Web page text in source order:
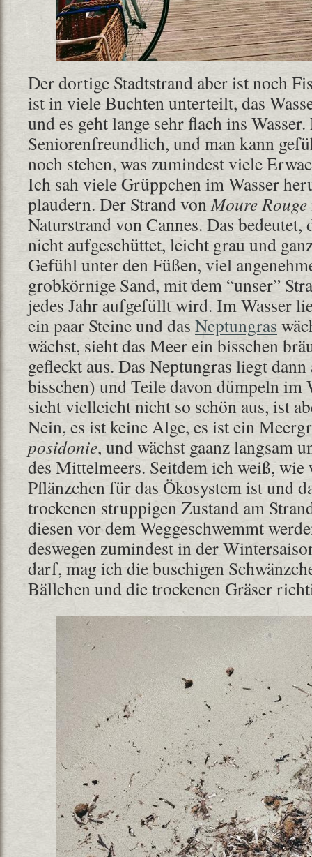
Der dortige Stadtstrand aber ist noch
ist in viele Buchten unterteilt, das
und es geht lange sehr flach ins
Seniorenfreundlich, und man kann
noch stehen, was zumindest viele
Ich sah viele Grüppchen im Wasser
plaudern. Der Strand vonMoure Rouge
Naturstrand von Cannes. Das bedeutet,
nicht aufgeschüttet, leicht grau und
Gefühl unter den Füßen, viel
grobkörnige Sand, mit dem “unser”
jedes Jahr aufgefüllt wird. Im Wasser
ein paar Steine und das Neptungras
wächst, sieht das Meer ein bisschen
gefleckt aus. Das Neptungras liegt
bisschen) und Teile davon dümpeln im
sieht vielleicht nicht so schön aus, ist
Nein, es ist keine Alge, es ist ein
posidonie, und wächst gaanz langsam
des Mittelmeers. Seitdem ich weiß, wie
Pflänzchen für das Ökosystem ist und
trockenen struppigen Zustand am
diesen vor dem Weggeschwemmt
deswegen zumindest in der
darf, mag ich die buschigen
Bällchen und die trockenen Gräser